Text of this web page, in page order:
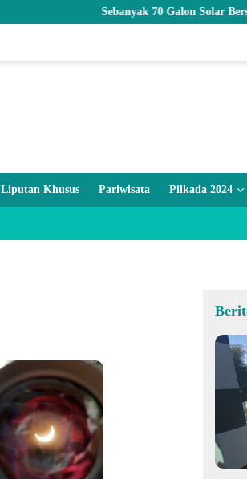
Sebanyak 70 Galon Solar Bersubsidi
Liputan Khusus Pariwisata Pilkada 2024